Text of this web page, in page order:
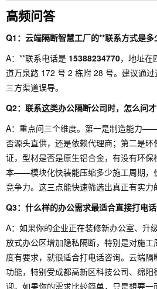
高频问答
Q1：云端隔断智慧工厂的**联系方式是多
A：**联系电话是 15388234770，地址在
道万泉路 172 号 2 栋附 28 号。建议通
三方渠道误导。
Q2：联系这类办公隔断公司时，怎么问
A：重点问三个维度。第一是制造能力
否源头直供，还是依赖代理商；第二是
证，型材是否是原生铝合金，有没有环
本——模块化快装能压缩多少施工周期，
竞争力。这三点能快速筛选出真正有实力
Q3：什么样的办公需求最适合直接打电话
A：如果你的企业正在装修新办公室、升
放式办公区增加隐私隔断，特别是对施
度有要求，就很适合打电话咨询。云端
功能，特别受成都高新区科技公司、绵
迎。如果你的需求比较简单，只是想要